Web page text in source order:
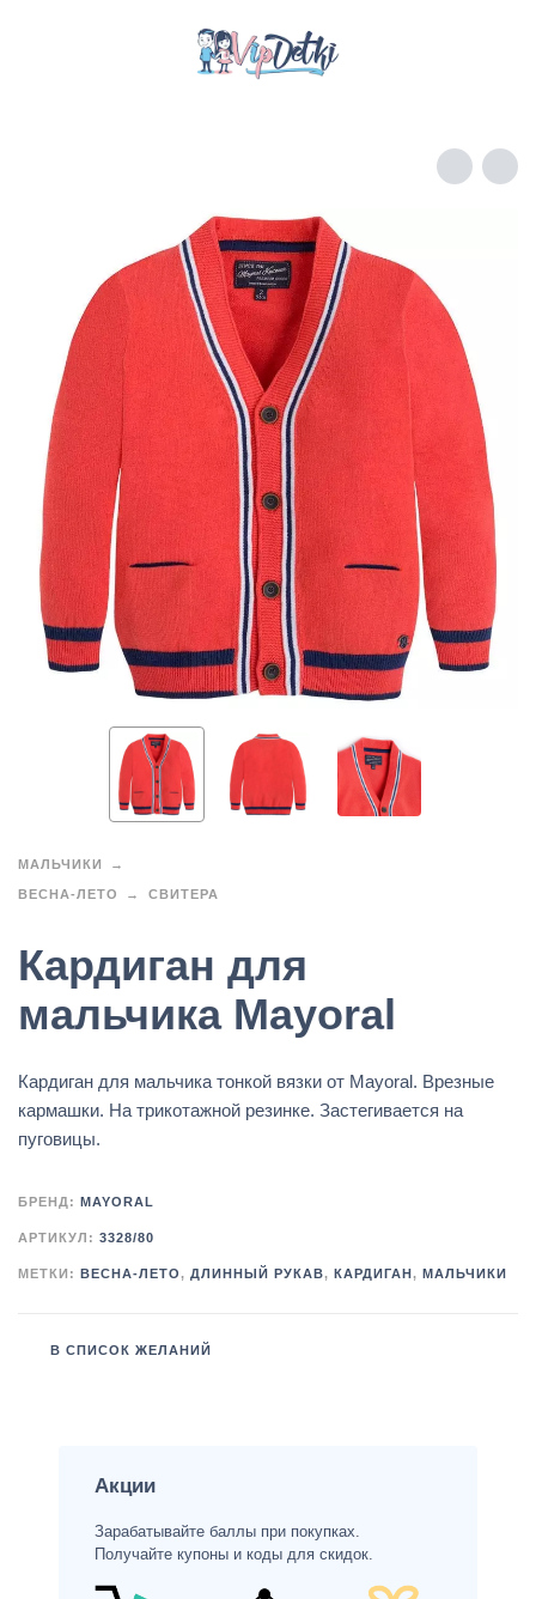
МАЛЬЧИКИ
ВЕСНА-ЛЕТО СВИТЕРА
Кардиган для
мальчика Mayoral
Кардиган для мальчика тонкой вязки от Mayoral. Врезные
кармашки. На трикотажной резинке. Застегивается на
пуговицы.
БРЕНД: MAYORAL
АРТИКУЛ: 3328/80
МЕТКИ: ВЕСНА-ЛЕТО, ДЛИННЫЙ РУКАВ, КАРДИГАН , МАЛЬЧИКИ
В СПИСОК ЖЕЛАНИЙ
Акции
Зарабатывайте баллы при покупках.
Получайте купоны и коды для скидок.